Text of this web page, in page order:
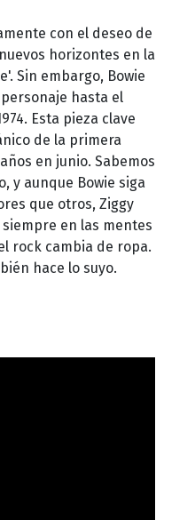
con el deseo de
horizontes en la
Sin embargo, Bowie
hasta el
Esta pieza clave
de la primera
en junio. Sabemos
y aunque Bowie siga
que otros, Ziggy
en las mentes
rock cambia de ropa.
hace lo suyo.